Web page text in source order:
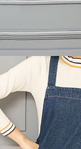
任。
４．使用「AFTEE
時審查核予不同之
請求用戶進行身份認
５．嚴禁一人註冊
恩沛科技股份有限公
每筆NT$80，滿
外島宅配
每筆NT$150，滿
貨到付款
每筆NT$150，滿